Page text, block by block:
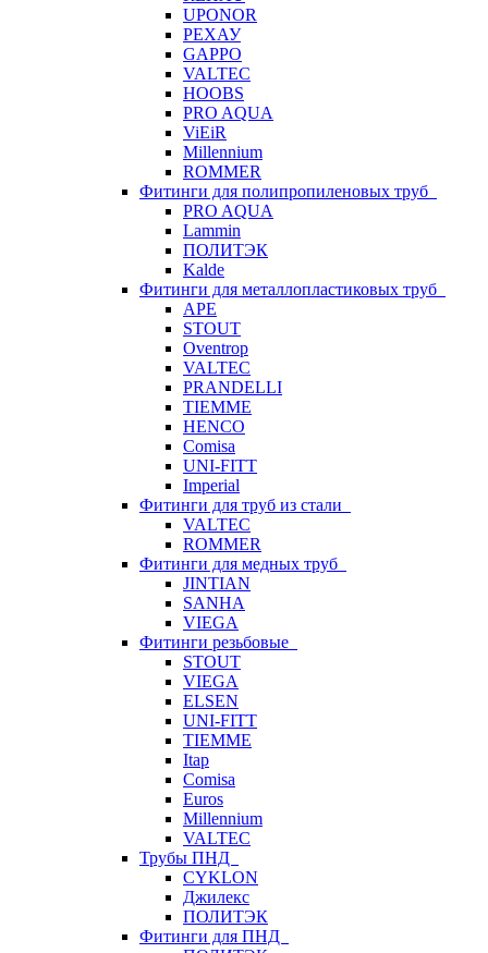
UPONOR
РЕХАУ
GAPPO
VALTEC
HOOBS
PRO AQUA
ViEiR
Millennium
ROMMER
Фитинги для полипропиленовых труб
PRO AQUA
Lammin
ПОЛИТЭК
Kalde
Фитинги для металлопластиковых труб
APE
STOUT
Oventrop
VALTEC
PRANDELLI
TIEMME
HENCO
Comisa
UNI-FITT
Imperial
Фитинги для труб из стали
VALTEC
ROMMER
Фитинги для медных труб
JINTIAN
SANHA
VIEGA
Фитинги резьбовые
STOUT
VIEGA
ELSEN
UNI-FITT
TIEMME
Itap
Comisa
Euros
Millennium
VALTEC
Трубы ПНД
CYKLON
Джилекс
ПОЛИТЭК
Фитинги для ПНД